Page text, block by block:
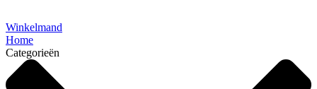
Winkelmand
Home
Categorieën